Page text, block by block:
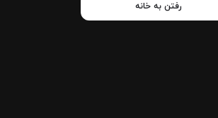
رفتن به خانه